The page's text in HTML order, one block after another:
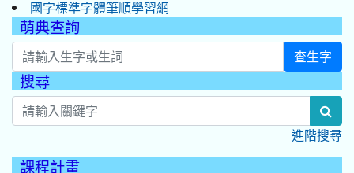
國字標準字體筆順學習網
萌典查詢
查生字
搜尋
進階搜尋
課程計畫